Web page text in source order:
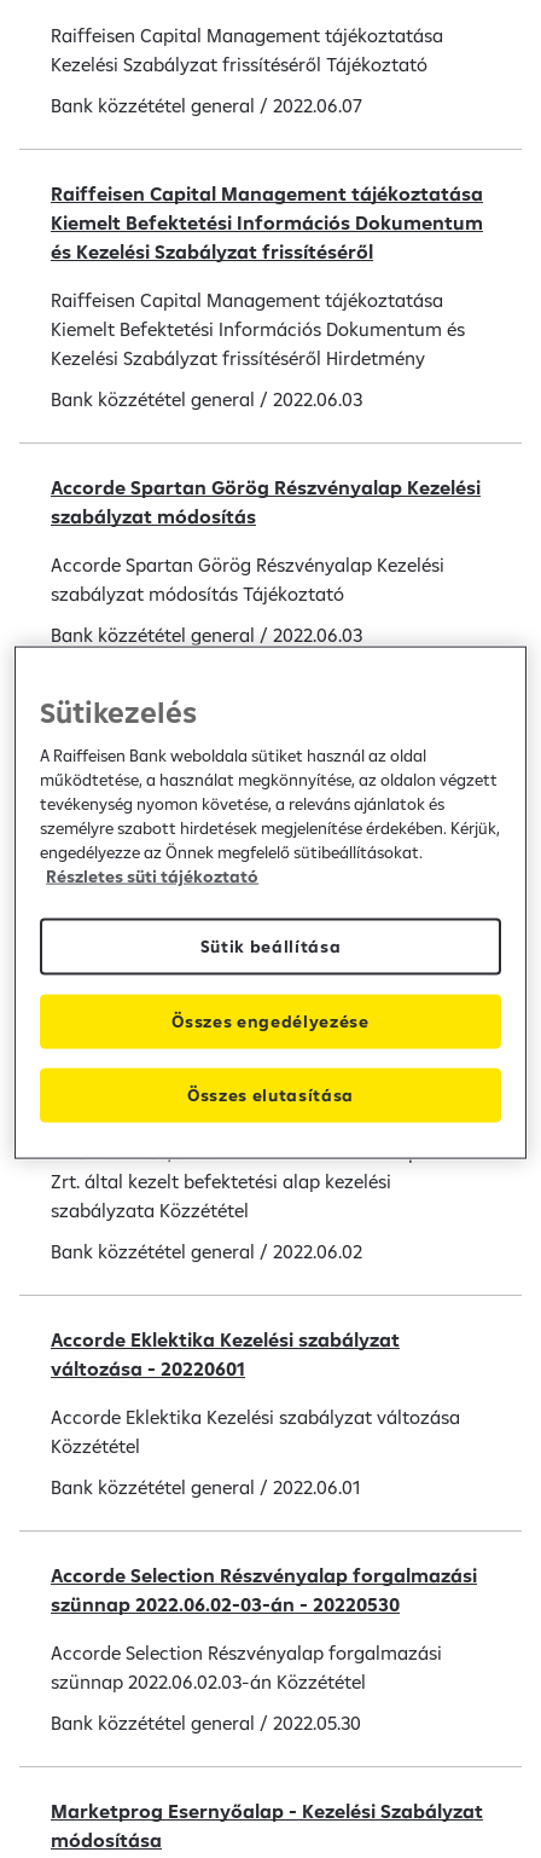
Raiffeisen Capital Management tájékoztatása
Kezelési Szabályzat frissítéséről Tájékoztató
Bank közzététel general / 2022.06.07
Raiffeisen Capital Management tájékoztatása
Kiemelt Befektetési Információs Dokumentum
és Kezelési Szabályzat frissítéséről
Raiffeisen Capital Management tájékoztatása
Kiemelt Befektetési Információs Dokumentum és
Kezelési Szabályzat frissítéséről Hirdetmény
Bank közzététel general / 2022.06.03
Accorde Spartan Görög Részvényalap Kezelési
szabályzat módosítás
Accorde Spartan Görög Részvényalap Kezelési
szabályzat módosítás Tájékoztató
Bank közzététel general / 2022.06.03
Accorde Spartan Görög Részvényalap és
Accorde Első Román Részvényalap 2022. június
13-i (hétfői) forgalmazási és értékelési
szünnap - 20220602
Accorde Spartan Görög Részvényalap és Accorde
Első Román Részvényalap 2022. június 13-i (hétfői)
forgalmazási és értékelési szünnap Közzététel
general / 2022.06.02
Módosul több, a Raiffeisen Befektetési
Alapkezelő Zrt. által kezelt befektetési alap
kezelési szabályzata - 20220602
Módosul több, a Raiffeisen Befektetési Alapkezelő
Zrt. által kezelt befektetési alap kezelési
szabályzata Közzététel
Bank közzététel general / 2022.06.02
Accorde Eklektika Kezelési szabályzat
változása - 20220601
Accorde Eklektika Kezelési szabályzat változása
Közzététel
Bank közzététel general / 2022.06.01
Accorde Selection Részvényalap forgalmazási
szünnap 2022.06.02-03-án - 20220530
Accorde Selection Részvényalap forgalmazási
szünnap 2022.06.02.03-án Közzététel
Bank közzététel general / 2022.05.30
Marketprog Esernyőalap - Kezelési Szabályzat
módosítása
Sütikezelés
A Raiffeisen Bank weboldala sütiket használ az oldal
működtetése, a használat megkönnyítése, az oldalon végzett
tevékenység nyomon követése, a releváns ajánlatok és
személyre szabott hirdetések megjelenítése érdekében. Kérjük,
engedélyezze az Önnek megfelelő sütibeállításokat.
Részletes süti tájékoztató
Sütik beállítása
Összes elutasítása
Összes engedélyezése